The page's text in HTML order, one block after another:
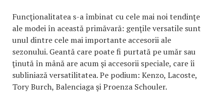
Funcţionalitatea s-a îmbinat cu cele mai noi tendinţe
ale modei în această primăvară: genţile versatile sunt
unul dintre cele mai importante accesorii ale
sezonului. Geantă care poate fi purtată pe umăr sau
ţinută în mână are acum şi accesorii speciale, care îi
subliniază versatilitatea. Pe podium: Kenzo, Lacoste,
Tory Burch, Balenciaga şi Proenza Schouler.